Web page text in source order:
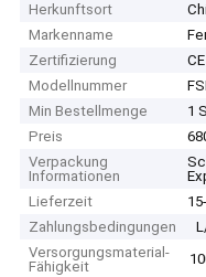
Herkunftsort
Markenname
Zertifizierung
Modellnummer
Min Bestellmenge
1
Preis
Verpackung
Informationen
Lieferzeit
Zahlungsbedingungen
Versorgungsmaterial-
Fähigkeit